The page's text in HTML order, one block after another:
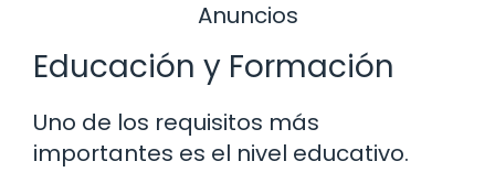
Anuncios
Educación y Formación
Uno de los requisitos más
importantes es el nivel educativo.